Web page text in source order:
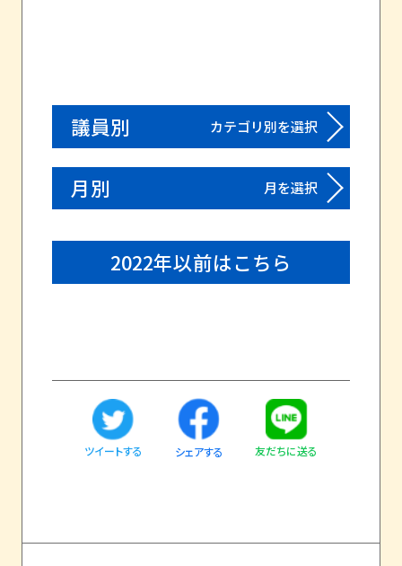
議員別 カテゴリ別を選択
月別 月を選択
2022年以前はこちら
ツイートする シェアする 友だちに送る